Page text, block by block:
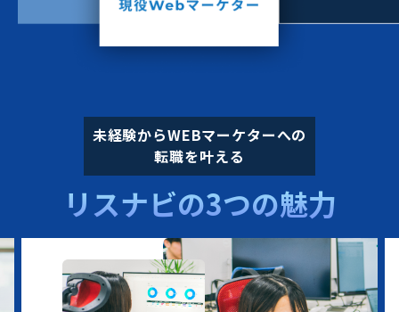
未経験からWEBマーケターへの
転職を叶える
リスナビの3つの魅力